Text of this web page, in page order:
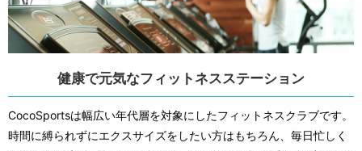
健康で元気なフィットネスステーション
CocoSportsは幅広い年代層を対象にしたフィットネスクラブです。
時間に縛られずにエクスサイズをしたい方はもちろん、毎日忙しく